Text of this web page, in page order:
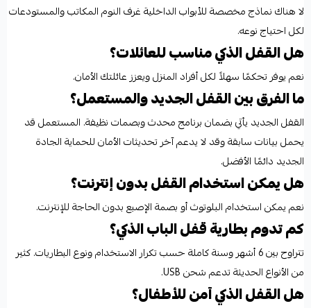
لا هناك نماذج مخصصة للأبواب الداخلية غرف النوم المكاتب والمستودعات
لكل احتياج نوعه.
هل القفل الذكي مناسب للعائلات؟
نعم يوفر تحكمًا سهلاً لكل أفراد المنزل ويعزز عائلتك الأمان.
ما الفرق بين القفل الجديد والمستعمل؟
القفل الجديد يأتي بضمان برنامج محدث وبصمات نظيفة. المستعمل قد
يحمل بيانات سابقة وقد لا يدعم آخر تحديثات الأمان للحماية الجادة
الجديد دائمًا الأفضل.
هل يمكن استخدام القفل بدون إنترنت؟
نعم يمكن استخدام البلوتوث أو بصمة الإصبع بدون الحاجة للإنترنت.
كم تدوم بطارية قفل الباب الذكي؟
تتراوح بين 6 أشهر وسنة كاملة حسب تكرار الاستخدام ونوع البطاريات. كثير
من الأنواع الحديثة تدعم شحن USB.
هل القفل الذكي آمن للأطفال؟